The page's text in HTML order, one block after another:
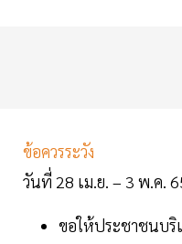
ข้อควรระวัง
วันที่ 28 เม.ย. – 3 พ.ค.
ขอให้ประชาชนบริ